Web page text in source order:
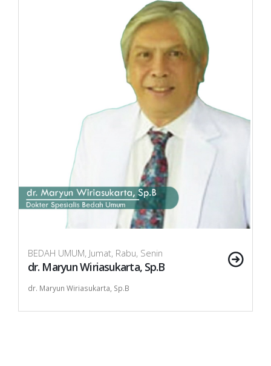
BEDAH UMUM, Jumat, Rabu, Senin
dr. Maryun Wiriasukarta, Sp.B
dr. Maryun Wiriasukarta, Sp.B